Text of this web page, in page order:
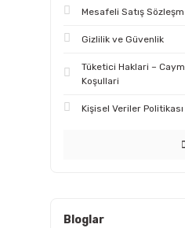
BORG WARNER (9)
CORTECO (9)
OE (8)
Mesafeli Satış
Gizlilik ve Güvenlik
Tüketici Haklari –
Koşullari
Kişisel Veriler Politikası
Bloglar